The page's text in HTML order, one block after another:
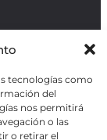
tecnologías como
del
nos permitirá
o las
o retirar el
de Cookies